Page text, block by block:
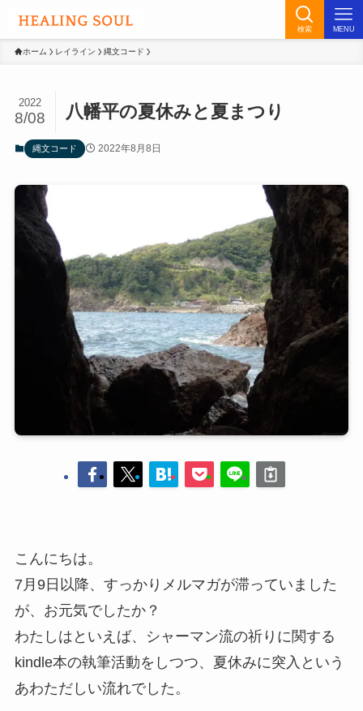
検索 MENU
ホーム レイライン 縄文コード
八幡平の夏休みと夏まつり
2022
8/08
縄文コード 2022年8月8日
こんにちは。
7月9日以降、すっかりメルマガが滞っていました
が、お元気でしたか？
わたしはといえば、シャーマン流の祈りに関する
kindle本の執筆活動をしつつ、夏休みに突入という
あわただしい流れでした。